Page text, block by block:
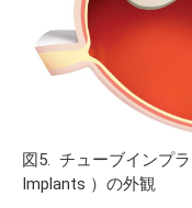
図5. チューブインプ
Implants ）の外観